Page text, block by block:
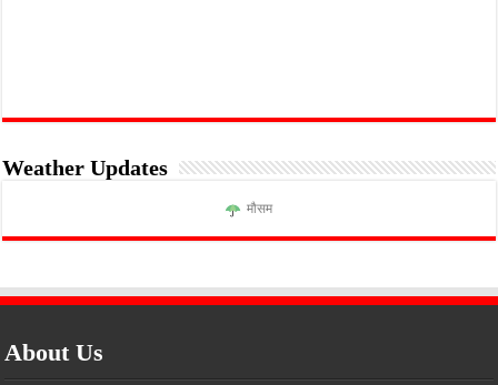
Weather Updates
मौसम
About Us